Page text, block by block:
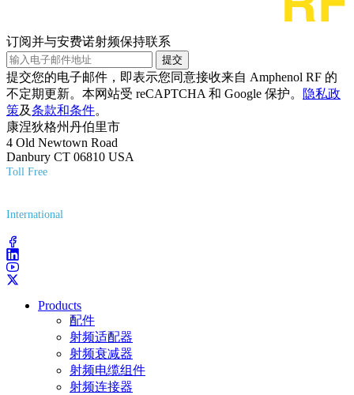
订阅并与安费诺射频保持联系
提交
提交您的电子邮件，即表示您同意接收来自 Amphenol RF 的
不定期更新。本网站受 reCAPTCHA 和 Google 保护。
隐私政
策及条款和条件。
康涅狄格州丹伯里市
4 Old Newtown Road
Danbury CT 06810 USA
Toll Free
International
Products
配件
射频适配器
射频衰减器
射频电缆组件
射频连接器